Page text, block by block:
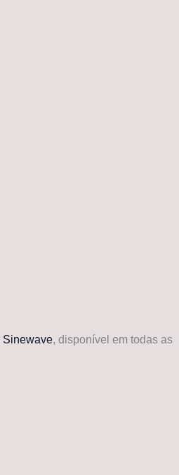
Sinewave, disponível em todas as